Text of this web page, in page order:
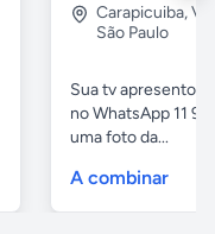
Carapicuiba,
São Paulo
Sua tv apresentou
no WhatsApp 11
uma foto da...
A combinar